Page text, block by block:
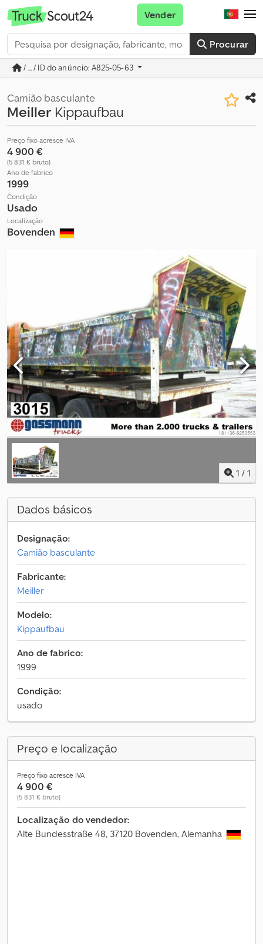
Procurar
Vender
/ ... / ID do anúncio: A825-05-63
Camião basculante
Meiller Kippaufbau
Preço fixo acresce IVA
4 900 €
(5 831 € bruto)
Ano de fabrico
1999
Condição
Usado
Localização
Bovenden
1 / 1
Dados básicos
Designação:
Camião basculante
Fabricante:
Meiller
Modelo:
Kippaufbau
Ano de fabrico:
1999
Condição:
usado
Preço e localização
Preço fixo acresce IVA
4 900 €
(5 831 € bruto)
Localização do vendedor:
Alte Bundesstraße 48, 37120 Bovenden, Alemanha